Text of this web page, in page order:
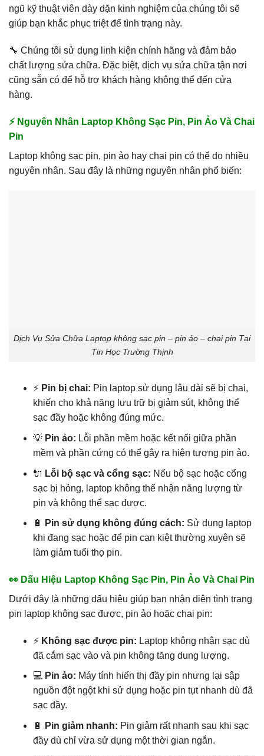
ngũ kỹ thuật viên dày dặn kinh nghiệm của chúng tôi sẽ
giúp bạn khắc phục triệt để tình trạng này.
🔧 Chúng tôi sử dụng linh kiện chính hãng và đảm bảo
chất lượng sửa chữa. Đặc biệt, dịch vụ sửa chữa tận nơi
cũng sẵn có để hỗ trợ khách hàng không thể đến cửa
hàng.
⚡ Nguyên Nhân Laptop Không Sạc Pin, Pin Ảo Và Chai
Pin
Laptop không sạc pin, pin ảo hay chai pin có thể do nhiều
nguyên nhân. Sau đây là những nguyên nhân phổ biến:
Dịch Vụ Sửa Chữa Laptop không sạc pin – pin ảo – chai pin Tại
Tin Học Trường Thịnh
⚡ Pin bị chai: Pin laptop sử dụng lâu dài sẽ bị chai,
khiến cho khả năng lưu trữ bị giảm sút, không thể
sạc đầy hoặc không đúng mức.
💡 Pin ảo: Lỗi phần mềm hoặc kết nối giữa phần
mềm và phần cứng có thể gây ra hiện tượng pin ảo.
🔌 Lỗi bộ sạc và cổng sạc: Nếu bộ sạc hoặc cổng
sạc bị hỏng, laptop không thể nhận năng lượng từ
pin và không thể sạc được.
🔋 Pin sử dụng không đúng cách: Sử dụng laptop
khi đang sạc hoặc để pin cạn kiệt thường xuyên sẽ
làm giảm tuổi thọ pin.
👀 Dấu Hiệu Laptop Không Sạc Pin, Pin Ảo Và Chai Pin
Dưới đây là những dấu hiệu giúp bạn nhận diện tình trạng
pin laptop không sạc được, pin ảo hoặc chai pin:
⚡ Không sạc được pin: Laptop không nhận sạc dù
đã cắm sạc vào và pin không tăng dung lượng.
💻 Pin ảo: Máy tính hiển thị đầy pin nhưng lại sập
nguồn đột ngột khi sử dụng hoặc pin tụt nhanh dù đã
sạc đầy.
🔋 Pin giảm nhanh: Pin giảm rất nhanh sau khi sạc
đầy dù chỉ vừa sử dụng một thời gian ngắn.